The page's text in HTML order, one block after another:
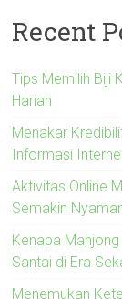
Recent
Tips Memilih Biji
Harian
Menakar
Informasi
Aktivitas Online
Semakin
Kenapa
Santai di Era
Menemukan